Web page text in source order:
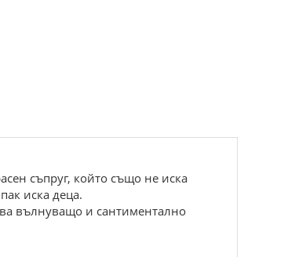
съпруг, който също не иска
иска деца.
вълнуващо и сантиментално